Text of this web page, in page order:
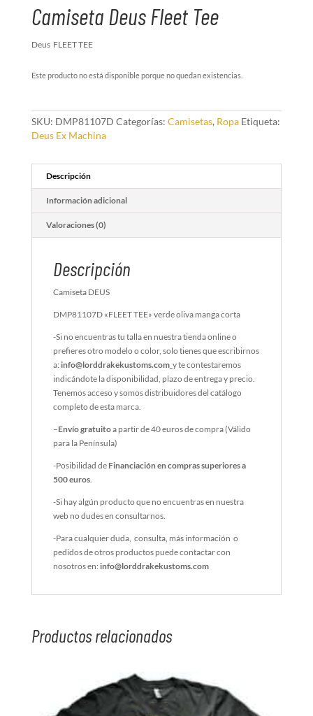
Camiseta Deus Fleet Tee
Deus FLEET TEE
Este producto no está disponible porque no quedan existencias.
SKU: DMP81107D Categorías: Camisetas, Ropa Etiqueta:
Deus Ex Machina
Descripción
Información adicional
Valoraciones (0)
Descripción
Camiseta DEUS
DMP81107D «FLEET TEE» verde oliva manga corta
-Si no encuentras tu talla en nuestra tienda online o
prefieres otro modelo o color, solo tienes que escribirnos
a: info@lorddrakekustoms.com y te contestaremos
indicándote la disponibilidad, plazo de entrega y precio.
Tenemos acceso y somos distribuidores del catálogo
completo de esta marca.
–Envío gratuitoa partir de 40 euros de compra (Válido
para la Península)
-Posibilidad de Financiación en compras superiores a
500 euros.
-Si hay algún producto que no encuentras en nuestra
web no dudes en consultarnos.
-Para cualquier duda, consulta, más información o
pedidos de otros productos puede contactar con
nosotros en: info@lorddrakekustoms.com
Productos relacionados